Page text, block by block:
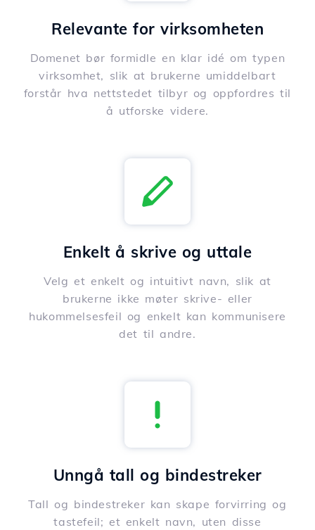
Relevante for virksomheten
Domenet bør formidle en klar idé om typen
virksomhet, slik at brukerne umiddelbart
forstår hva nettstedet tilbyr og oppfordres til
å utforske videre.
Enkelt å skrive og uttale
Velg et enkelt og intuitivt navn, slik at
brukerne ikke møter skrive- eller
hukommelsesfeil og enkelt kan kommunisere
det til andre.
Unngå tall og bindestreker
Tall og bindestreker kan skape forvirring og
tastefeil; et enkelt navn, uten disse